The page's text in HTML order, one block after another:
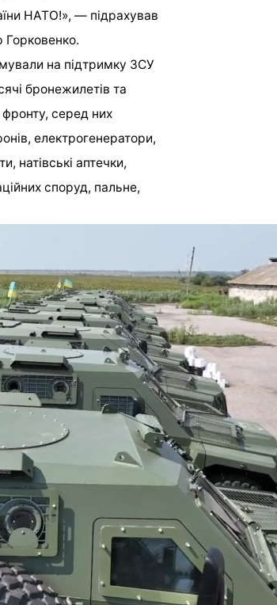
НАТО!», — підрахував
Горковенко.
на підтримку ЗСУ
бронежилетів та
фронту, серед них
електрогенератори,
натівські аптечки,
споруд, пальне,
ᐈ ГДЗ Англiйська мова
(Калiнiна, Самойлюкевич) 8
клас відповіді скачати,
читати онлайн
Следующая запись
*